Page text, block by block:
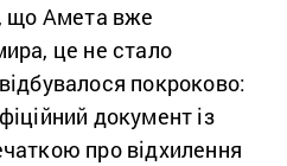
що Амета вже
це не стало
покроково:
документ із
про відхилення